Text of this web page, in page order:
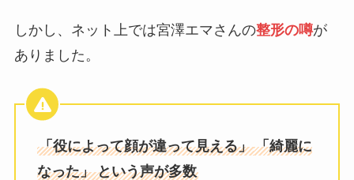
しかし、ネット上では宮澤エマさんの整形の噂が
ありました。
「役によって顔が違って見える」 「綺麗に
なった」 という声が多数